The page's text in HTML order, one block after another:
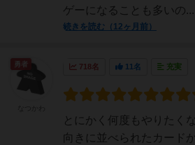
ゲーになることも多いの...
続きを読む（12ヶ月前）
718名 11名 充実
とにかく何度もやりたく
向きに並べられたカード
勇者